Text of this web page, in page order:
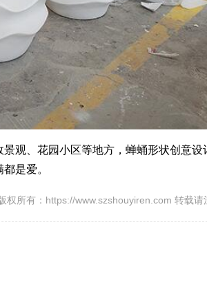
观、花园小区等地方，蝉蛹形状创意设
是爱。
权所有：https://www.szshouyiren.com 转载请